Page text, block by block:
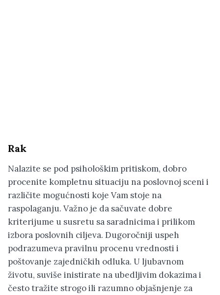
Rak
Nalazite se pod psihološkim pritiskom, dobro
procenite kompletnu situaciju na poslovnoj sceni i
različite mogućnosti koje Vam stoje na
raspolaganju. Važno je da sačuvate dobre
kriterijume u susretu sa saradnicima i prilikom
izbora poslovnih ciljeva. Dugoročniji uspeh
podrazumeva pravilnu procenu vrednosti i
poštovanje zajedničkih odluka. U ljubavnom
životu, suviše inistirate na ubedljivim dokazima i
često tražite strogo ili razumno objašnjenje za